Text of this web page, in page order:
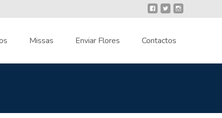
Missas Enviar Flores Contactos